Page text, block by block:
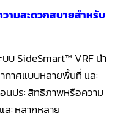
วามสะดวกสบายสำหรับ
บ SideSmart™ VRF นํา
กาศแบบหลายพื้นที่ และ
นประสิทธิภาพหรือความ
ะหลากหลาย